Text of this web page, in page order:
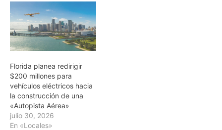
Florida planea redirigir
$200 millones para
vehículos eléctricos hacia
la construcción de una
«Autopista Aérea»
julio 30, 2026
En «Locales»